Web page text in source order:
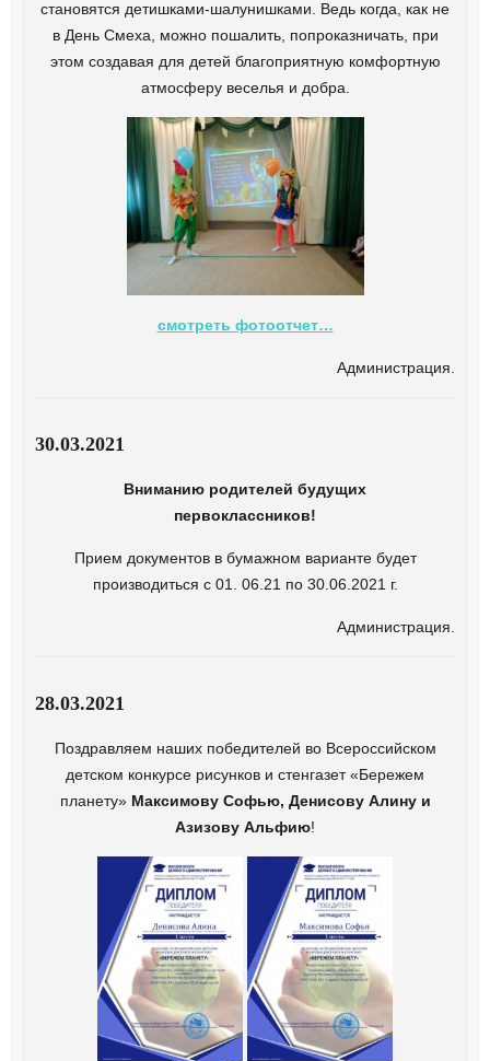
становятся детишками-шалунишками. Ведь когда, как не
в День Смеха, можно пошалить, попроказничать, при
этом создавая для детей благоприятную комфортную
атмосферу веселья и добра.
смотреть фотоотчет…
Администрация.
30.03.2021
Вниманию родителей будущих
первоклассников!
Прием документов в бумажном варианте будет
производиться с 01. 06.21 по 30.06.2021 г.
Администрация.
28.03.2021
Поздравляем наших победителей во Всероссийском
детском конкурсе рисунков и стенгазет «Бережем
планету» Максимову Софью, Денисову Алину и
Азизову Альфию!